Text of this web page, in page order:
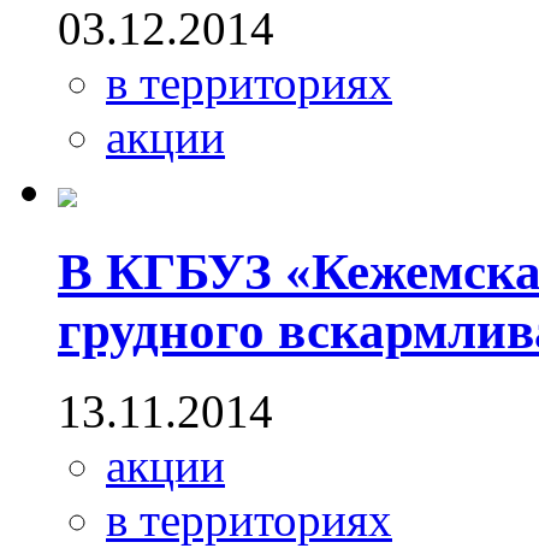
03.12.2014
в территориях
акции
В КГБУЗ
грудного
13.11.2014
акции
в территориях